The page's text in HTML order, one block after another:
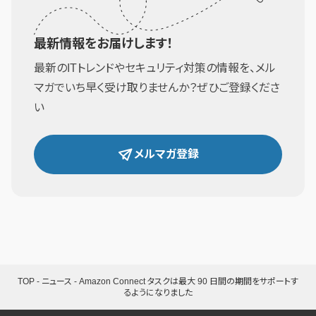
最新情報をお届けします！
最新のITトレンドやセキュリティ対策の情報を、メル
マガでいち早く受け取りませんか？ぜひご登録くださ
い
メルマガ登録
TOP - ニュース - Amazon Connect タスクは最大 90 日間の期間をサポートす
るようになりました